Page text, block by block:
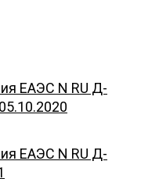
EAЭС N RU Д-
EAЭС N RU Д-